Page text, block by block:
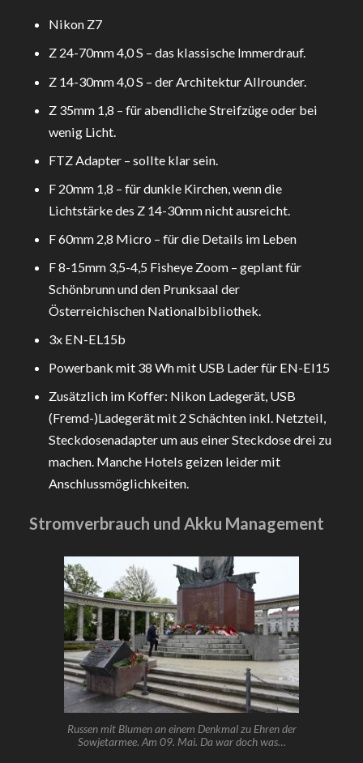
Nikon Z7
Z 24-70mm 4,0 S – das klassische Immerdrauf.
Z 14-30mm 4,0 S – der Architektur Allrounder.
Z 35mm 1,8 – für abendliche Streifzüge oder bei
wenig Licht.
FTZ Adapter – sollte klar sein.
F 20mm 1,8 – für dunkle Kirchen, wenn die
Lichtstärke des Z 14-30mm nicht ausreicht.
F 60mm 2,8 Micro – für die Details im Leben
F 8-15mm 3,5-4,5 Fisheye Zoom – geplant für
Schönbrunn und den Prunksaal der
Österreichischen Nationalbibliothek.
3x EN-EL15b
Powerbank mit 38 Wh mit USB Lader für EN-El15
Zusätzlich im Koffer: Nikon Ladegerät, USB
(Fremd-)Ladegerät mit 2 Schächten inkl. Netzteil,
Steckdosenadapter um aus einer Steckdose drei zu
machen. Manche Hotels geizen leider mit
Anschlussmöglichkeiten.
Stromverbrauch und Akku Management
Russen mit Blumen an einem Denkmal zu Ehren der
Sowjetarmee. Am 09. Mai. Da war doch was…